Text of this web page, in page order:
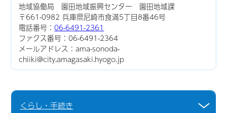
地域協働局 園田地域振興センター 園田地域課
〒661-0982 兵庫県尼崎市食満5丁目8番46号
電話番号：06-6491-2361
ファクス番号：06-6491-2364
メールアドレス：ama-sonoda-
chiiki@city.amagasaki.hyogo.jp
くらし・手続き